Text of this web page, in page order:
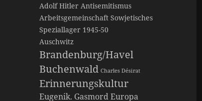
Adolf Hitler Antisemitismus
Arbeitsgemeinschaft Sowjetisches
Speziallager 1945-50
Auschwitz
Brandenburg/Havel
Buchenwald Charles Désirat
Erinnerungskultur
Eugenik. GasmordEuropa